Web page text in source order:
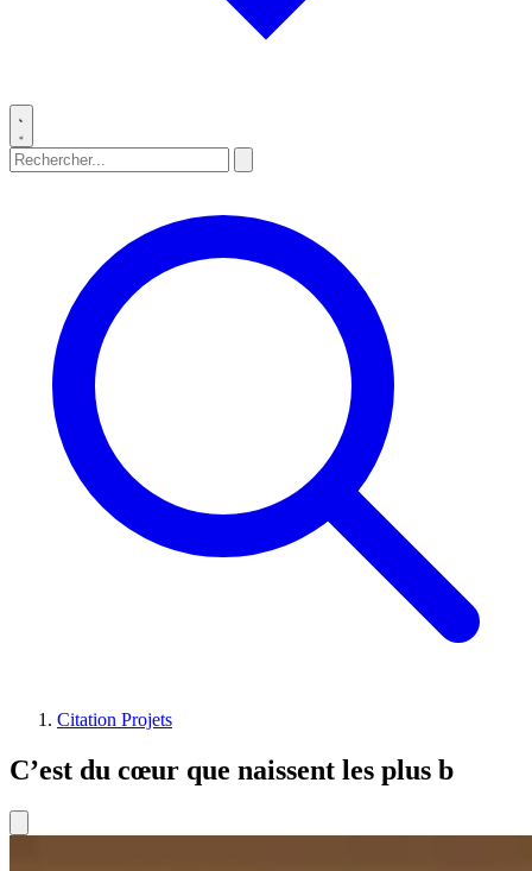
Citation Projets
C’est du cœur que naissent les plus b